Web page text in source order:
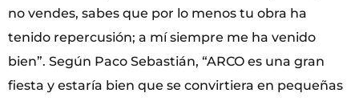
no vendes, sabes que por lo menos tu obra ha
tenido repercusión; a mí siempre me ha venido
bien”. Según Paco Sebastián, “ARCO es una gran
fiesta y estaría bien que se convirtiera en pequeñas